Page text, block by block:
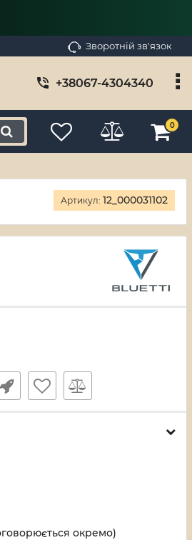
Зворотній зв'язок
+38067-4304340
0
Артикул: 12_000031102
окремо)